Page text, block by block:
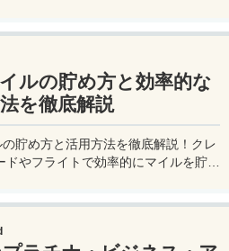
ルの貯め方と効率的な
を徹底解説
貯め方と活用方法を徹底解説！クレ
ドやフライトで効率的にマイルを貯